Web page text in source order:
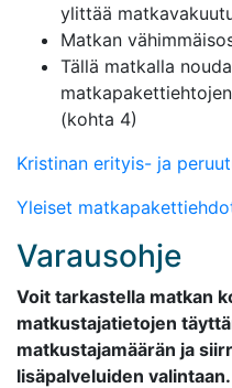
ylittää
Matkan
Tällä matkalla
(kohta 4)
Kristinan erityis- ja
Yleiset
Varausohje
Voit tarkastella matkan
matkustajatietojen
matkustajamäärän ja
lisäpalveluiden valintaan.